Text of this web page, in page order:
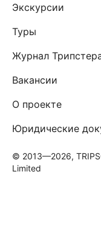
Экскурсии
Туры
Журнал
Вакансии
О проекте
Юридические
© 2013—2026,
Limited